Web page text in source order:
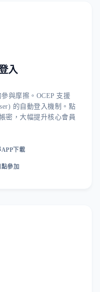
入
與摩擦。OCEP 支援
的自動登入機制。點
密，大幅提升核心會員
APP下載
參加